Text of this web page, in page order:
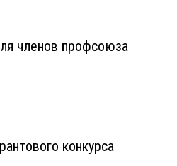
членов профсоюза
конкурса